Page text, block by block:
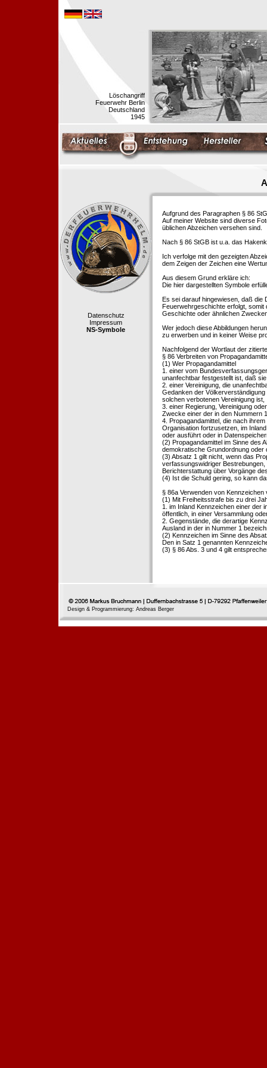
Löschangriff
Feuerwehr Berlin
Deutschland
1945
Datenschutz
Impressum
NS-Symbole
Aufgrund des Paragraphen § 86
Auf meiner Website sind diverse
üblichen Abzeichen versehen sind.
Nach § 86 StGB ist u.a. das
Ich verfolge mit den gezeigten
dem Zeigen der Zeichen eine
Aus diesem Grund erkläre ich:
Die hier dargestellten Symbole
Es sei darauf hingewiesen, daß die
Feuerwehrgeschichte erfolgt,
Geschichte oder ähnlichen
Wer jedoch diese Abbildungen
zu erwerben und in keiner Weise
Nachfolgend der Wortlaut der
§ 86 Verbreiten von
(1) Wer Propagandamittel
1. einer vom
unanfechtbar festgestellt ist, daß
2. einer Vereinigung, die
Gedanken der
solchen verbotenen Vereinigung ist,
3. einer Regierung, Vereinigung
Zwecke einer der in den Nummern
4. Propagandamittel, die nach
Organisation fortzusetzen, im
oder ausführt oder in
(2) Propagandamittel im Sinne des
demokratische Grundordnung oder
(3) Absatz 1 gilt nicht, wenn das
verfassungswidriger
Berichterstattung über Vorgänge
(4) Ist die Schuld gering, so kann
§ 86a Verwenden von
(1) Mit Freiheitsstrafe bis zu drei
1. im Inland Kennzeichen einer der
öffentlich, in einer Versammlung
2. Gegenstände, die derartige
Ausland in der in Nummer 1
(2) Kennzeichen im Sinne des
Den in Satz 1 genannten
(3) § 86 Abs. 3 und 4 gilt
Design & Programmierung: Andreas Berger